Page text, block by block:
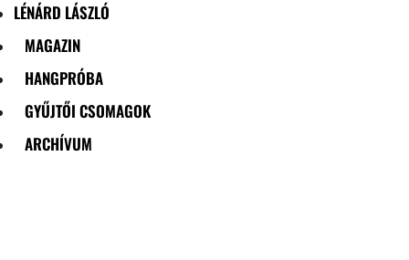
LÉNÁRD LÁSZLÓ
MAGAZIN
HANGPRÓBA
GYŰJTŐI CSOMAGOK
ARCHÍVUM